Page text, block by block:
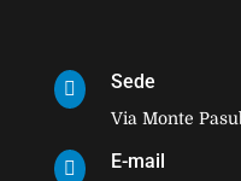
 Sede
Via Monte
 E-mail